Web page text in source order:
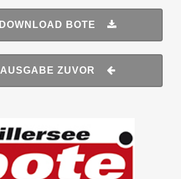
DOWNLOAD BOTE
AUSGABE ZUVOR